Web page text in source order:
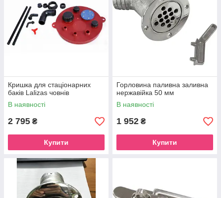
Кришка для стаціонарних
баків Lalizas човнів
В наявності
2 795 ₴
Купити
Горловина паливна заливна
нержавійка 50 мм
В наявності
1 952 ₴
Купити